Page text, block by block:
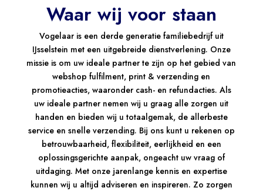
Waar wij voor staan
Vogelaar is een derde generatie familiebedrijf uit
IJsselstein met een uitgebreide dienstverlening. Onze
missie is om uw ideale partner te zijn op het gebied van
webshop fulfilment, print & verzending en
promotieacties, waaronder cash- en refundacties. Als
uw ideale partner nemen wij u graag alle zorgen uit
handen en bieden wij u totaalgemak, de allerbeste
service en snelle verzending. Bij ons kunt u rekenen op
betrouwbaarheid, flexibiliteit, eerlijkheid en een
oplossingsgerichte aanpak, ongeacht uw vraag of
uitdaging. Met onze jarenlange kennis en expertise
kunnen wij u altijd adviseren en inspireren. Zo zorgen